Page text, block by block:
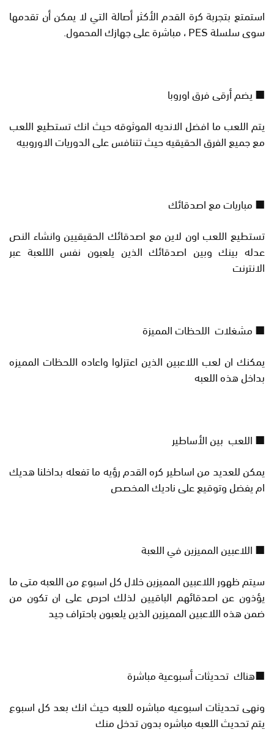
استمتع بتجربة كرة القدم الأكثر أصالة التي لا يمكن أن تقدمها
سوى سلسلة PES ، مباشرة على جهازك المحمول.
■ يضم أرقى فرق اوروبا
يتم اللعب ما افضل الانديه الموثوقه حيث انك تستطيع اللعب
مع جميع الفرق الحقيقيه حيث تتنافس على الدوريات الاوروبيه
■ مباريات مع اصدقائك
تستطيع اللعب اون لاين مع اصدقائك الحقيقيين وانشاء النص
عدله بينك وبين اصدقائك الذين يلعبون نفس الللعبة عبر
الانترنت
■ مشغلات اللحظات المميزة
يمكنك ان لعب اللاعبين الذين اعتزلوا واعاده اللحظات المميزه
بداخل هذه اللعبه
■ اللعب بين الأساطير
يمكن للعديد من اساطير كره القدم رؤيه ما تفعله بداخلنا هديك
ام يفضل وتوقيع على ناديك المخصص
■ اللاعبين المميزين في اللعبة
سيتم ظهور اللاعبين المميزين خلال كل اسبوع من اللعبه متى ما
يؤذون عن اصدقائهم الباقيين لذلك احرص على ان تكون من
ضمن هذه اللاعبين المميزين الذين يلعبون باحتراف جيد
■هناك تحديثات أسبوعية مباشرة
ونهى تحديثات اسبوعيه مباشره للعبه حيث انك بعد كل اسبوع
يتم تحديث اللعبه مباشره بدون تدخل منك